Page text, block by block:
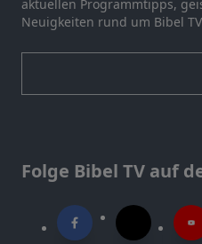
aktuellen Programmtipps,
Neuigkeiten rund um Bibel
Folge Bibel TV auf